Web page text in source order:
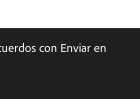
con Enviar en